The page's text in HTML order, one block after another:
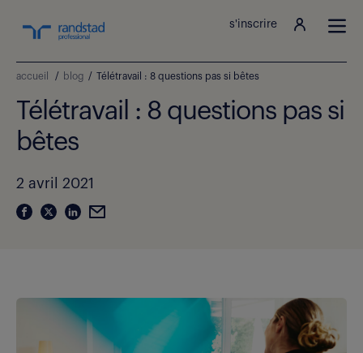
s'inscrire
accueil / blog / Télétravail : 8 questions pas si bêtes
Télétravail : 8 questions pas si
bêtes
2 avril 2021